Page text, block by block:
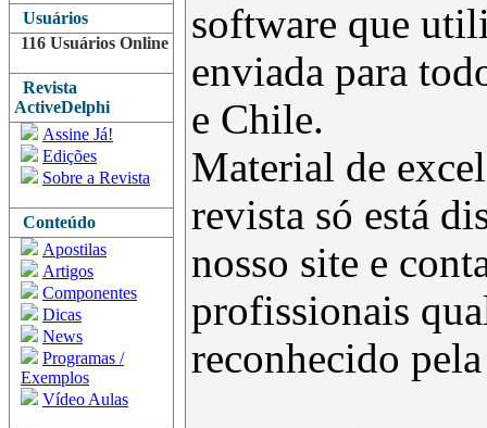
Usuários
116 Usuários Online
Revista
ActiveDelphi
Assine Já!
Edições
Sobre a Revista
Conteúdo
Apostilas
Artigos
Componentes
Dicas
News
Programas /
Exemplos
Vídeo Aulas
software que
enviada para
e Chile.
Material de
revista só está
nosso site e
profissionais
reconhecido